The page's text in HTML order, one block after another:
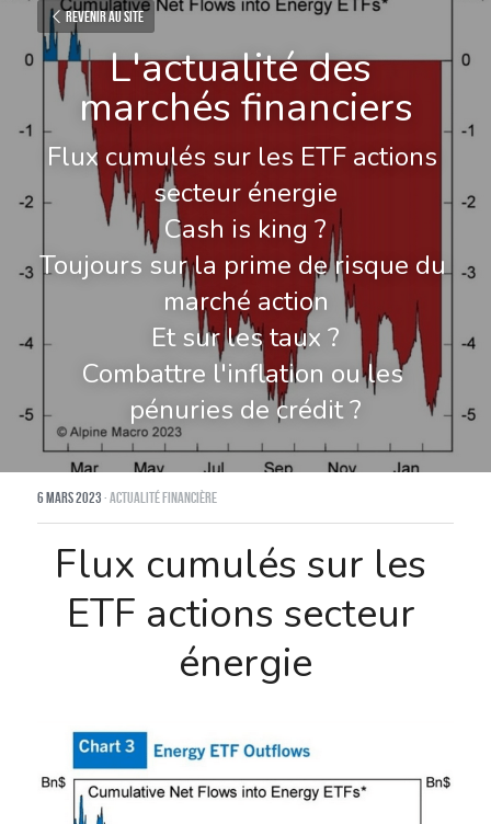
Revenir au site
L'actualité des
marchés financiers
Flux cumulés sur les ETF actions
secteur énergie
Cash is king ?
Toujours sur la prime de risque du
marché action
Et sur les taux ?
Combattre l'inflation ou les
pénuries de crédit ?
6 mars 2023·Actualité financière
Flux cumulés sur les
ETF actions secteur
énergie